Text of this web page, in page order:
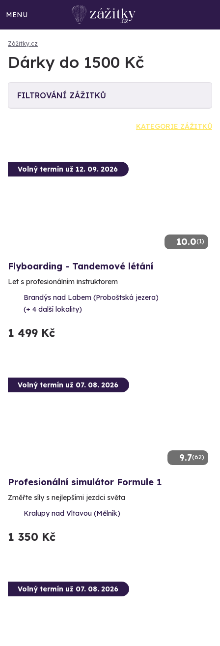
MENU
Zážitky.cz
Dárky do 1500 Kč
FILTROVÁNÍ ZÁŽITKŮ
KATEGORIE ZÁŽITKŮ
10.0(1)
Volný termín už 12. 09. 2026
Flyboarding - Tandemové létání
Let s profesionálním instruktorem
Brandýs nad Labem (Proboštská jezera)
(+ 4 další lokality)
1 499 Kč
9.7(62)
Volný termín už 07. 08. 2026
Profesionální simulátor Formule 1
Změřte síly s nejlepšími jezdci světa
Kralupy nad Vltavou (Mělník)
1 350 Kč
Volný termín už 07. 08. 2026